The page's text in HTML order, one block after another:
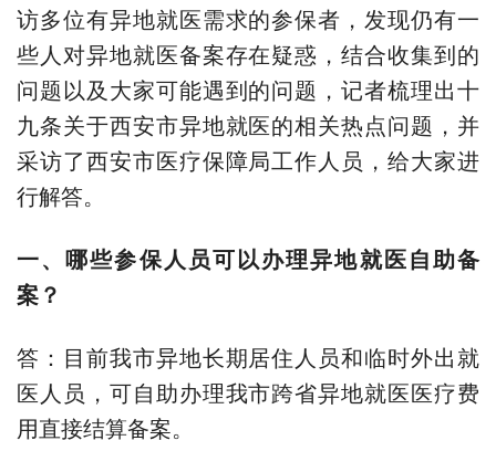
访多位有异地就医需求的参保者，发现仍有一
些人对异地就医备案存在疑惑，结合收集到的
问题以及大家可能遇到的问题，记者梳理出十
九条关于西安市异地就医的相关热点问题，并
采访了西安市医疗保障局工作人员，给大家进
行解答。
一、哪些参保人员可以办理异地就医自助备
案？
答：目前我市异地长期居住人员和临时外出就
医人员，可自助办理我市跨省异地就医医疗费
用直接结算备案。